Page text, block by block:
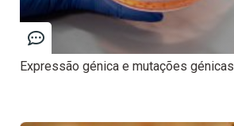
Expressão génica e mutações génicas